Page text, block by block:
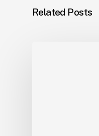
Related Posts